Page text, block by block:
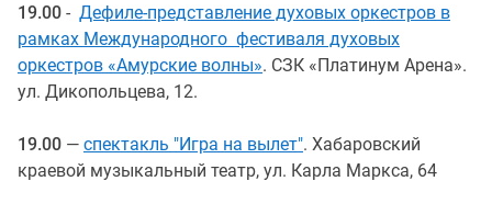
19.00 - Дефиле-представление духовых оркестров в
рамках Международного фестиваля духовых
оркестров «Амурские волны». СЗК «Платинум Арена».
ул. Дикопольцева, 12.
19.00 — спектакль "Игра на вылет". Хабаровский
краевой музыкальный театр, ул. Карла Маркса, 64